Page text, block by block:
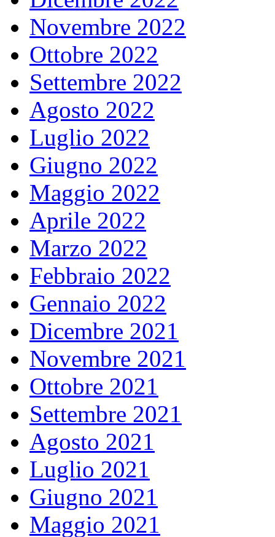
Novembre 2022
Ottobre 2022
Settembre 2022
Agosto 2022
Luglio 2022
Giugno 2022
Maggio 2022
Aprile 2022
Marzo 2022
Febbraio 2022
Gennaio 2022
Dicembre 2021
Novembre 2021
Ottobre 2021
Settembre 2021
Agosto 2021
Luglio 2021
Giugno 2021
Maggio 2021